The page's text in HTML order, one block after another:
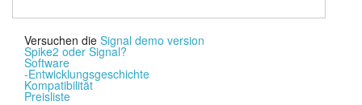
Versuchen die Signal demo version
Spike2 oder Signal?
Software
-Entwicklungsgeschichte
Kompatibilität
Preisliste